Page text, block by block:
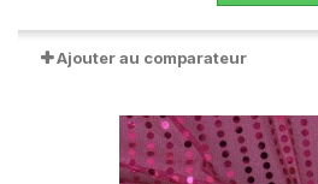
Ajouter au comparateur